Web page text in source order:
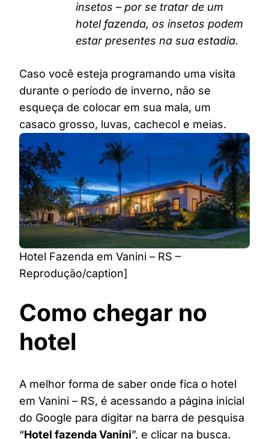
insetos – por se tratar de um
hotel fazenda, os insetos podem
estar presentes na sua estadia.
Caso você esteja programando uma visita
durante o período de inverno, não se
esqueça de colocar em sua mala, um
casaco grosso, luvas, cachecol e meias.
Hotel Fazenda em Vanini – RS –
Reprodução/caption]
Como chegar no
hotel
A melhor forma de saber onde fica o hotel
em Vanini – RS, é acessando a página inicial
do Google para digitar na barra de pesquisa
“Hotel fazenda Vanini”, e clicar na busca.